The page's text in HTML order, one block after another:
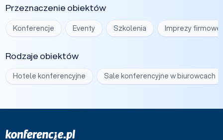
Przeznaczenie obiektów
Konferencje Eventy Szkolenia Imprezy firmowe
Rodzaje obiektów
Hotele konferencyjne Sale konferencyjne w biurowcach